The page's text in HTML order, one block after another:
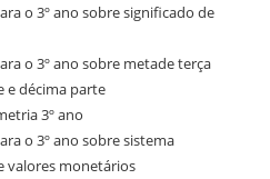
o 3º ano sobre significado de
o 3º ano sobre metade terça
e décima parte
3º ano
o 3º ano sobre sistema
valores monetários